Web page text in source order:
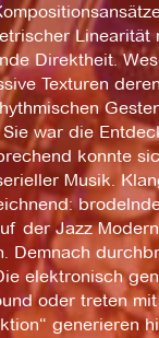
Direktheit.
Texturen
war die
konnte
Musik.
der Jazz
Demnach
elektronisch
oder treten
generieren